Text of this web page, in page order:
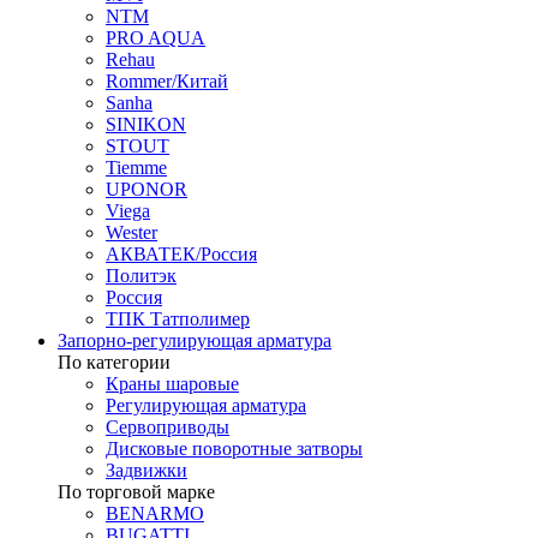
NTM
PRO AQUA
Rehau
Rommer/Китай
Sanha
SINIKON
STOUT
Tiemme
UPONOR
Viega
Wester
АКВАТЕК/Россия
Политэк
Россия
ТПК Татполимер
Запорно-регулирующая арматура
По категории
Краны шаровые
Регулирующая арматура
Сервоприводы
Дисковые поворотные затворы
Задвижки
По торговой марке
BENARMO